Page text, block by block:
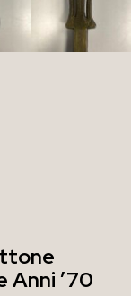
Anni ’70